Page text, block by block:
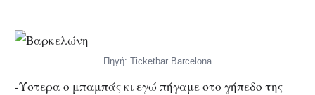
Πηγή: Ticketbar Barcelona
-Ύστερα ο μπαμπάς κι εγώ πήγαμε στο γήπεδο της